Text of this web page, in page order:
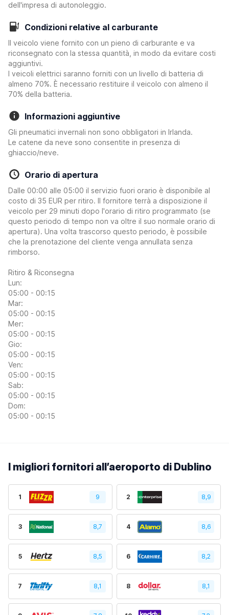
dell'impresa di autonoleggio.
Condizioni relative al carburante
Il veicolo viene fornito con un pieno di carburante e va
riconsegnato con la stessa quantità, in modo da evitare costi
aggiuntivi.
I veicoli elettrici saranno forniti con un livello di batteria di
almeno 70%. È necessario restituire il veicolo con almeno il
70% della batteria.
Informazioni aggiuntive
Gli pneumatici invernali non sono obbligatori in Irlanda.
Le catene da neve sono consentite in presenza di
ghiaccio/neve.
Orario di apertura
Dalle 00:00 alle 05:00 il servizio fuori orario è disponibile al
costo di 35 EUR per ritiro. Il fornitore terrà a disposizione il
veicolo per 29 minuti dopo l'orario di ritiro programmato (se
questo periodo di tempo non va oltre il suo normale orario di
apertura). Una volta trascorso questo periodo, è possibile
che la prenotazione del cliente venga annullata senza
rimborso.
Ritiro & Riconsegna
Lun:
05:00 - 00:15
Mar:
05:00 - 00:15
Mer:
05:00 - 00:15
Gio:
05:00 - 00:15
Ven:
05:00 - 00:15
Sab:
05:00 - 00:15
Dom:
05:00 - 00:15
I migliori fornitori all’aeroporto di Dublino
1 9 2 8,9
3 8,7 4 8,6
5 8,5 6 8,2
7 8,1 8 8,1